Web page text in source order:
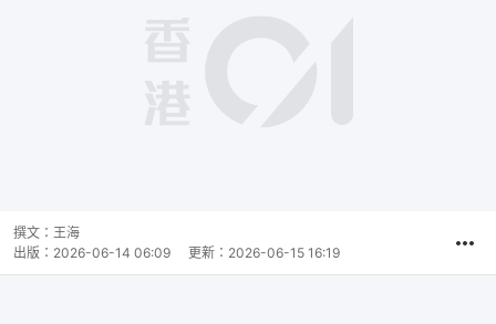
撰文： 王海
出版： 2026-06-14 06:09 更新： 2026-06-15 16:19